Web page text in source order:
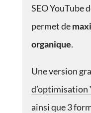
SEO YouTube
permet de
organique.
Une version
d’optimisation
ainsi que 3